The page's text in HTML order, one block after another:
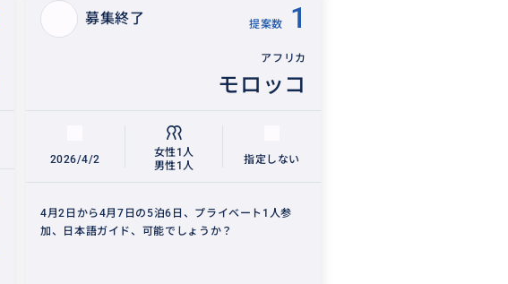
募集終了 提案数 1
アフリカ
モロッコ
2026/4/2
女性1人
男性1人
指定しない
4月2日から4月7日の5泊6日、プライベート1人参
加、日本語ガイド、可能でしょうか？